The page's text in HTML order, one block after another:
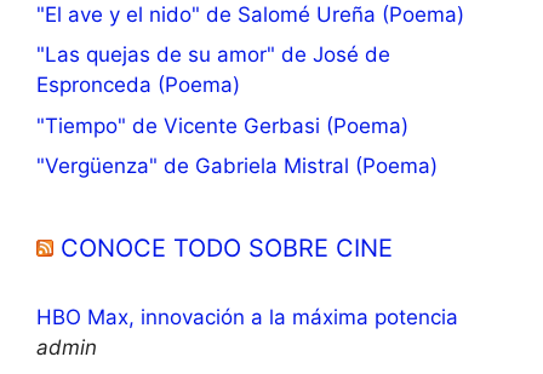
"El ave y el nido" de Salomé Ureña (Poema)
"Las quejas de su amor" de José de
Espronceda (Poema)
"Tiempo" de Vicente Gerbasi (Poema)
"Vergüenza" de Gabriela Mistral (Poema)
CONOCE TODO SOBRE CINE
HBO Max, innovación a la máxima potencia
admin